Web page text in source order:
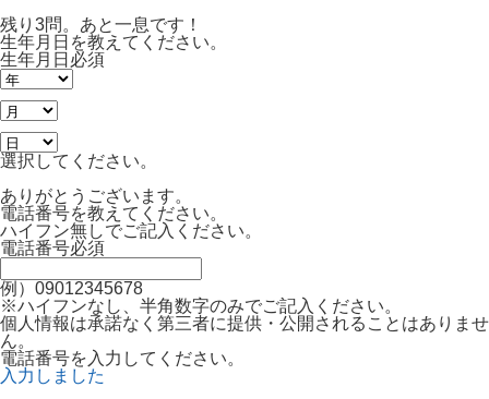
残り3問。あと一息です！
生年月日を教えてください。
生年月日 必須
選択してください。
ありがとうございます。
電話番号を教えてください。
ハイフン無しでご記入ください。
電話番号必須
例）09012345678
※ハイフンなし、半角数字のみでご記入ください。
個人情報は承諾なく第三者に提供・公開されることはありませ
ん。
電話番号を入力してください。
入力しました